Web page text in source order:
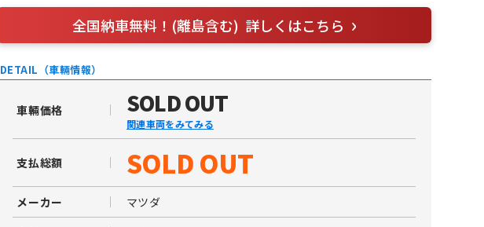
全国納車無料！(離島含む) 詳しくはこちら
DETAIL（車輛情報）
車輛価格 SOLD OUT
関連車両をみてみる
支払総額 SOLD OUT
メーカー
マツダ